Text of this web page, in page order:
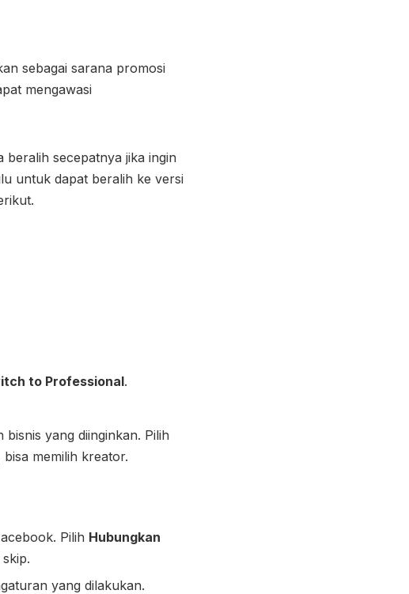
sebagai sarana promosi
mengawasi
beralih secepatnya jika ingin
untuk dapat beralih ke versi
to Professional.
bisnis yang diinginkan. Pilih
memilih kreator.
Pilih Hubungkan
yang dilakukan.